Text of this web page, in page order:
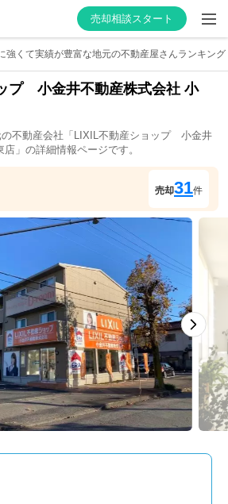
売却相談スタート
強くて実績が豊富な地元の不動産屋さんランキング
プ　小金井不動産株式会社 小
不動産会社「 LIXIL不動産ショップ　小金井
店 」の詳細情報ページです。
売却31件